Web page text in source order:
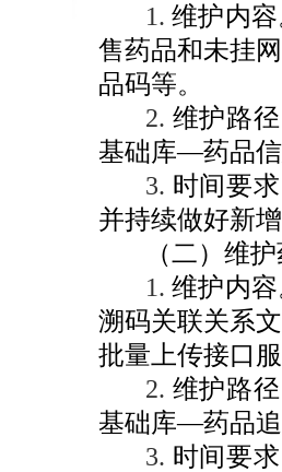
1.维护内
售药品和未挂
品码等。
2. 维护路
基础库—药品
3. 时间要
并持续做好新
（二）维
1.维护内
溯码关联关系
批量上传接口
2. 维护路
基础库—药品
3. 时间要